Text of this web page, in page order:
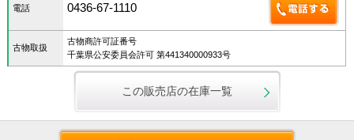
電話 0436-67-1110
古物取扱
古物商許可証番号
千葉県公安委員会許可 第441340000933号
この販売店の在庫一覧